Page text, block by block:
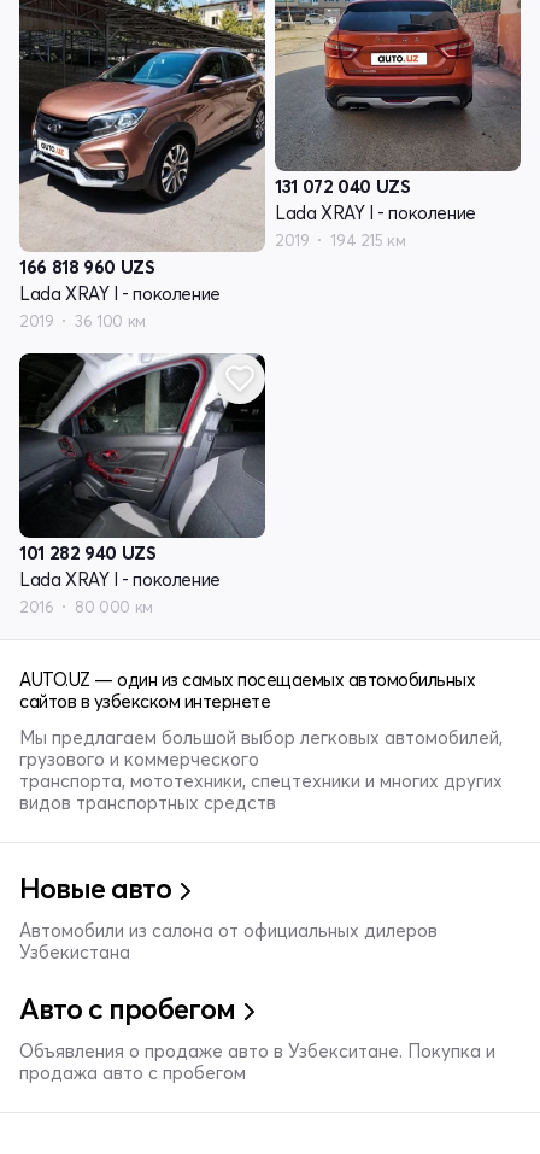
166 818 960 UZS
Lada XRAY I - поколение
2019 36 100 км
131 072 040 UZS
Lada XRAY I - поколение
2019 194 215 км
101 282 940 UZS
Lada XRAY I - поколение
2016 80 000 км
AUTO.UZ — один из самых посещаемых автомобильных
сайтов в узбекском интернете
Мы предлагаем большой выбор легковых автомобилей,
грузового и коммерческого
транспорта, мототехники, спецтехники и многих других
видов транспортных средств
Новые авто
Автомобили из салона от официальных дилеров
Узбекистана
Авто с пробегом
Объявления о продаже авто в Узбекситане. Покупка и
продажа авто с пробегом